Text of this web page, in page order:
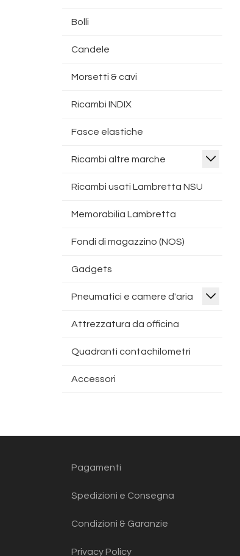
Bolli
Candele
Morsetti & cavi
Ricambi INDIX
Fasce elastiche
Ricambi altre marche
Ricambi usati Lambretta NSU
Memorabilia Lambretta
Fondi di magazzino (NOS)
Gadgets
Pneumatici e camere d'aria
Attrezzatura da officina
Quadranti contachilometri
Accessori
Pagamenti
Spedizioni e Consegna
Condizioni & Garanzie
Privacy Policy